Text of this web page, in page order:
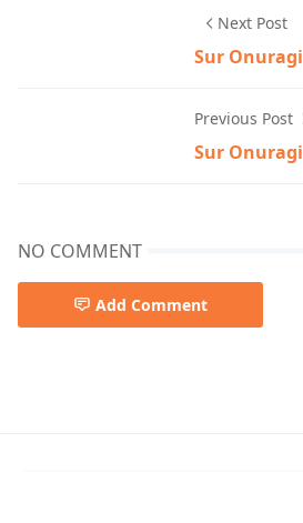
Next Post
Sur Onuragi
Previous Post
Sur Onuragi
NO COMMENT
Add Comment